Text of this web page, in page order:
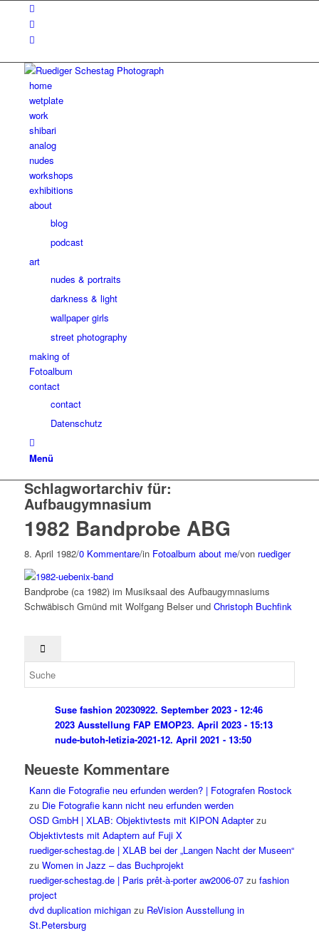
home
wetplate
work
shibari
analog
nudes
workshops
exhibitions
about
blog
podcast
art
nudes & portraits
darkness & light
wallpaper girls
street photography
making of
Fotoalbum
contact
contact
Datenschutz
Menü
Schlagwortarchiv für:
Aufbaugymnasium
1982 Bandprobe ABG
8. April 1982/0 Kommentare/in Fotoalbum about me/von ruediger
Bandprobe (ca 1982) im Musiksaal des Aufbaugymnasiums
Schwäbisch Gmünd mit Wolfgang Belser und Christoph Buchfink
Suse fashion 20230922. September 2023 - 12:46
2023 Ausstellung FAP EMOP23. April 2023 - 15:13
nude-butoh-letizia-2021-12. April 2021 - 13:50
Neueste Kommentare
Kann die Fotografie neu erfunden werden? | Fotografen Rostock
zu Die Fotografie kann nicht neu erfunden werden
OSD GmbH | XLAB: Objektivtests mit KIPON Adapterzu
Objektivtests mit Adaptern auf Fuji X
ruediger-schestag.de | XLAB bei der „Langen Nacht der Museen“
zu Women in Jazz – das Buchprojekt
ruediger-schestag.de | Paris prêt-à-porter aw2006-07zu fashion
project
dvd duplication michiganzu ReVision Ausstellung in
St.Petersburg